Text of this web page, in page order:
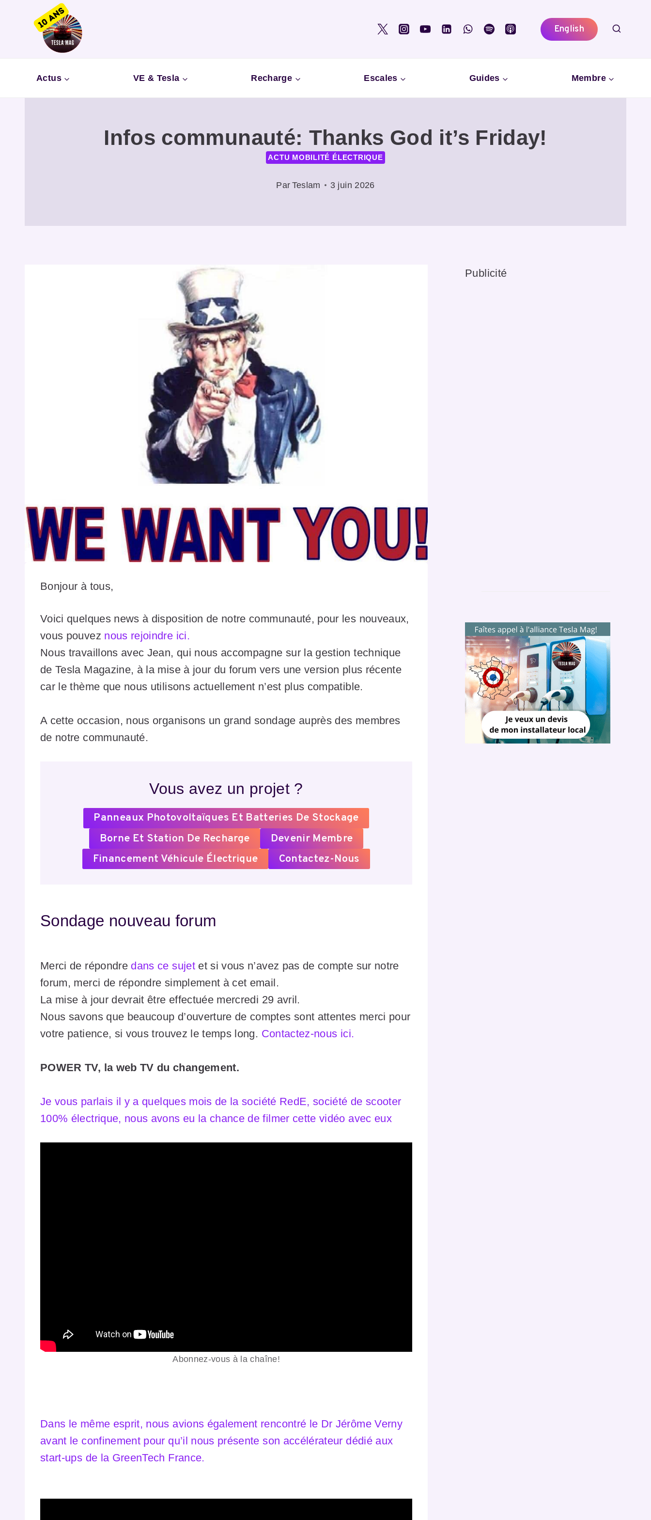
English
Actus VE & Tesla Recharge Escales Guides Membre
Infos communauté: Thanks God it’s Friday!
ACTU MOBILITÉ ÉLECTRIQUE
Par Teslam 3 juin 2026
Bonjour à tous,
Voici quelques news à disposition de notre communauté, pour les nouveaux,
vous pouvez nous rejoindre ici.
Nous travaillons avec Jean, qui nous accompagne sur la gestion technique
de Tesla Magazine, à la mise à jour du forum vers une version plus récente
car le thème que nous utilisons actuellement n’est plus compatible.
A cette occasion, nous organisons un grand sondage auprès des membres
de notre communauté.
Vous avez un projet ?
Panneaux Photovoltaïques Et Batteries De Stockage
Borne Et Station De Recharge
Devenir Membre
Financement Véhicule Électrique
Contactez-Nous
Sondage nouveau forum
Merci de répondre dans ce sujetet si vous n’avez pas de compte sur notre
forum, merci de répondre simplement à cet email.
La mise à jour devrait être effectuée mercredi 29 avril.
Nous savons que beaucoup d’ouverture de comptes sont attentes merci pour
votre patience, si vous trouvez le temps long. Contactez-nous ici.
POWER TV, la web TV du changement.
Je vous parlais il y a quelques mois de la société RedE, société de scooter
100% électrique, nous avons eu la chance de filmer cette vidéo avec eux
Abonnez-vous à la chaîne!
Dans le même esprit, nous avions également rencontré le Dr Jérôme Verny
avant le confinement pour qu’il nous présente son accélérateur dédié aux
start-ups de la GreenTech France.
Publicité